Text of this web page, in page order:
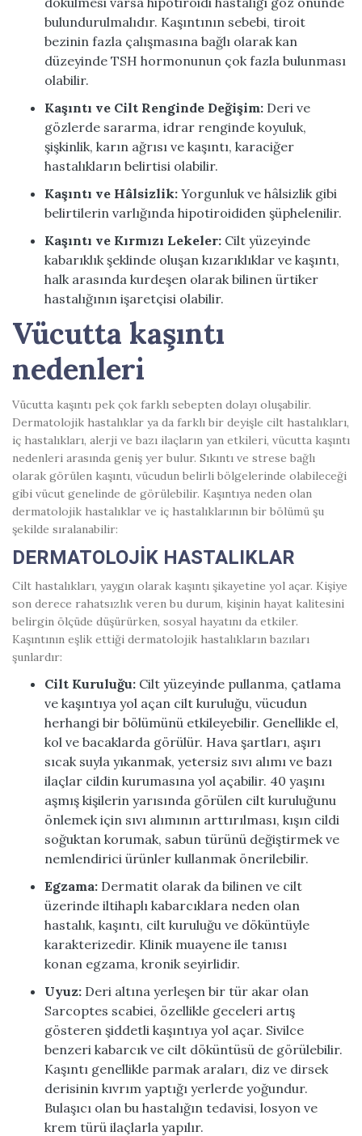
bulundurulmalıdır. Kaşıntının sebebi, tiroit
bezinin fazla çalışmasına bağlı olarak kan
düzeyinde TSH hormonunun çok fazla bulunması
olabilir.
Kaşıntı ve Cilt Renginde Değişim: Deri ve
gözlerde sararma, idrar renginde koyuluk,
şişkinlik, karın ağrısı ve kaşıntı, karaciğer
hastalıkların belirtisi olabilir.
Kaşıntı ve Hâlsizlik: Yorgunluk ve hâlsizlik gibi
belirtilerin varlığında hipotiroididen şüphelenilir.
Kaşıntı ve Kırmızı Lekeler: Cilt yüzeyinde
kabarıklık şeklinde oluşan kızarıklıklar ve kaşıntı,
halk arasında kurdeşen olarak bilinen ürtiker
hastalığının işaretçisi olabilir.
Vücutta kaşıntı
nedenleri
Vücutta kaşıntı pek çok farklı sebepten dolayı oluşabilir.
Dermatolojik hastalıklar ya da farklı bir deyişle cilt hastalıkları,
iç hastalıkları, alerji ve bazı ilaçların yan etkileri, vücutta kaşıntı
nedenleri arasında geniş yer bulur. Sıkıntı ve strese bağlı
olarak görülen kaşıntı, vücudun belirli bölgelerinde olabileceği
gibi vücut genelinde de görülebilir. Kaşıntıya neden olan
dermatolojik hastalıklar ve iç hastalıklarının bir bölümü şu
şekilde sıralanabilir:
DERMATOLOJİK HASTALIKLAR
Cilt hastalıkları, yaygın olarak kaşıntı şikayetine yol açar. Kişiye
son derece rahatsızlık veren bu durum, kişinin hayat kalitesini
belirgin ölçüde düşürürken, sosyal hayatını da etkiler.
Kaşıntının eşlik ettiği dermatolojik hastalıkların bazıları
şunlardır:
Cilt Kuruluğu: Cilt yüzeyinde pullanma, çatlama
ve kaşıntıya yol açan cilt kuruluğu, vücudun
herhangi bir bölümünü etkileyebilir. Genellikle el,
kol ve bacaklarda görülür. Hava şartları, aşırı
sıcak suyla yıkanmak, yetersiz sıvı alımı ve bazı
ilaçlar cildin kurumasına yol açabilir. 40 yaşını
aşmış kişilerin yarısında görülen cilt kuruluğunu
önlemek için sıvı alımının arttırılması, kışın cildi
soğuktan korumak, sabun türünü değiştirmek ve
nemlendirici ürünler kullanmak önerilebilir.
Egzama: Dermatit olarak da bilinen ve cilt
üzerinde iltihaplı kabarcıklara neden olan
hastalık, kaşıntı, cilt kuruluğu ve döküntüyle
karakterizedir. Klinik muayene ile tanısı
konan egzama, kronik seyirlidir.
Uyuz: Deri altına yerleşen bir tür akar olan
Sarcoptes scabiei, özellikle geceleri artış
gösteren şiddetli kaşıntıya yol açar. Sivilce
benzeri kabarcık ve cilt döküntüsü de görülebilir.
Kaşıntı genellikle parmak araları, diz ve dirsek
derisinin kıvrım yaptığı yerlerde yoğundur.
Bulaşıcı olan bu hastalığın tedavisi, losyon ve
krem türü ilaçlarla yapılır.